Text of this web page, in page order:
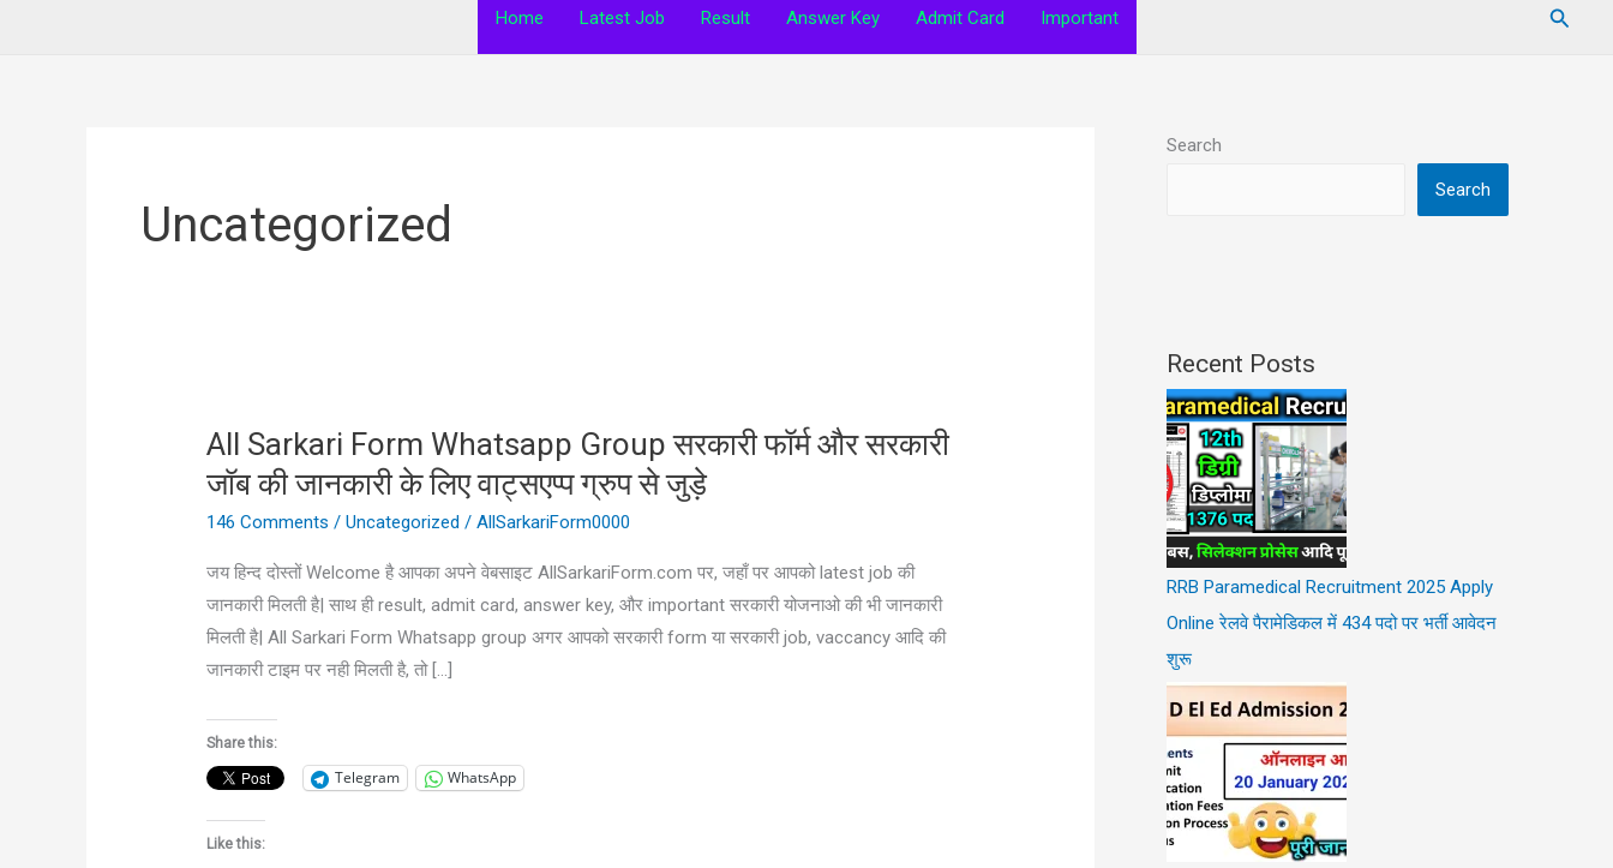
Home Latest Job Result Answer Key Admit Card Important
Uncategorized
All Sarkari Form Whatsapp Group सरकारी फॉर्म और सरकारी
जॉब की जानकारी के लिए वाट्सएप्प ग्रुप से जुड़े
146 Comments /Uncategorized /AllSarkariForm0000
जय हिन्द दोस्तों Welcome है आपका अपने वेबसाइट AllSarkariForm.com पर, जहाँ पर आपको latest job की
जानकारी मिलती है| साथ ही result, admit card, answer key, और important सरकारी योजनाओ की भी जानकारी
मिलती है| All Sarkari Form Whatsapp group अगर आपको सरकारी form या सरकारी job, vaccancy आदि की
जानकारी टाइम पर नही मिलती है, तो […]
Share this:
Telegram WhatsApp
Like this:
All
Sarkari
Group
सरकारी
फॉर्म
और
जॉब
की
जानकारी
के
Search
Search
Recent Posts
RRB Paramedical Recruitment 2025 Apply
Online रेलवे पैरामेडिकल में 434 पदो पर भर्ती आवेदन
शुरू